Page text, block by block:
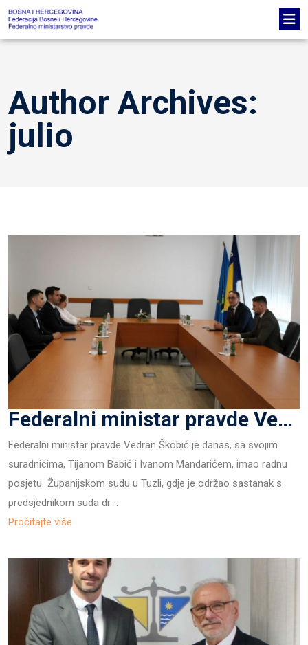
Author Archives:
julio
Federalni ministar pravde Vedran Škobić u posjeti pravosudnim institucijama u Tuzli
Federalni ministar pravde Vedran Škobić je danas, sa svojim
suradnicima, Tijanom Babić i Ivanom Mandarićem, imao radnu
posjetu Županijskom sudu u Tuzli, gdje je održao sastanak s
predsjednikom suda dr.…
Pročitajte više